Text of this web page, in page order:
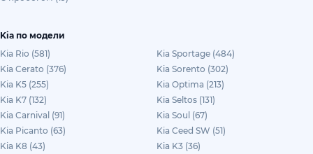
Kia по модели
Kia Rio (581)
Kia Sportage (484)
Kia Cerato (376)
Kia Sorento (302)
Kia K5 (255)
Kia Optima (213)
Kia K7 (132)
Kia Seltos (131)
Kia Carnival (91)
Kia Soul (67)
Kia Picanto (63)
Kia Ceed SW (51)
Kia K8 (43)
Kia K3 (36)